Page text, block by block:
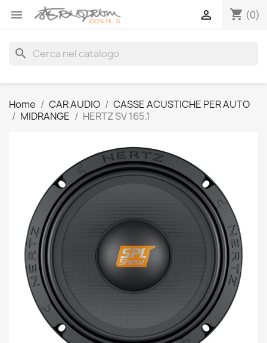
 shopping_cart (0)

search
Home CAR AUDIO
CASSE ACUSTICHE PER AUTO
MIDRANGE
HERTZ SV 165.1